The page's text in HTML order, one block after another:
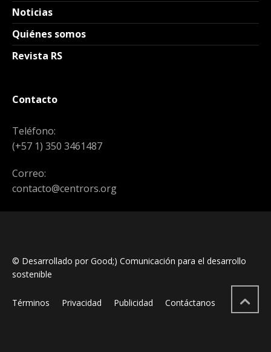
Noticias
Quiénes somos
Revista RS
Contacto
Teléfono:
(+57 1) 350 3461487
Correo:
contacto@centrors.org
© Desarrollado por Good;) Comunicación para el desarrollo
sostenible
Términos Privacidad Publicidad Contáctanos